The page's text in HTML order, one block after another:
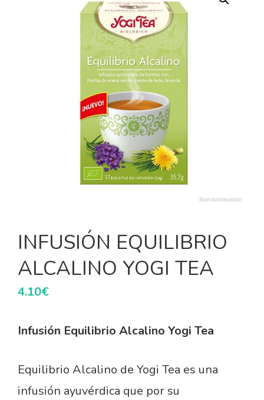
INFUSIÓN EQUILIBRIO
ALCALINO YOGI TEA
4.10€
Infusión Equilibrio Alcalino Yogi Tea
Equilibrio Alcalino de Yogi Tea es una
infusión ayuvérdica que por su